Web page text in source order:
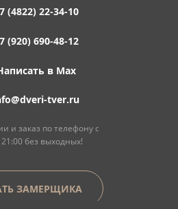
(4822) 22-34-10
(920) 690-48-12
в Max
tver.ru
и заказ по телефону с
без выходных!
ЗАМЕРЩИКА